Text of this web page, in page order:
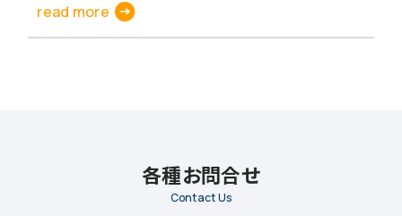
read more
各種お問合せ
Contact Us